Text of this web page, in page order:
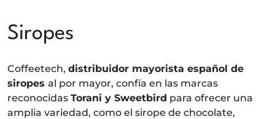
Siropes
Coffeetech, distribuidor mayorista español de
siropes al por mayor, confía en las marcas
reconocidas Torani y Sweetbird para ofrecer una
amplia variedad, como el sirope de chocolate,